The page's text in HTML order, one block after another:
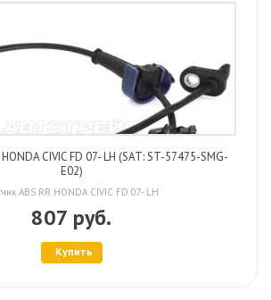
CIVIC FD 07- LH (SAT: ST-57475-SMG-
E02)
ABS RR HONDA CIVIC FD 07- LH
807 руб.
Купить